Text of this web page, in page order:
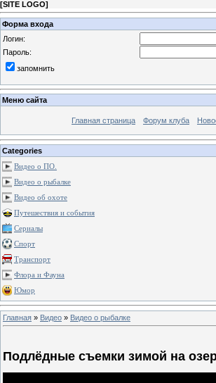
[SITE LOGO]
Форма входа
Логин:
Пароль:
запомнить
Меню сайта
Главная страница Форум клуба
Categories
Видео о ПО.
Видео о рыбалке
Видео об охоте
Путешествия и события
Сериалы
Спорт
Транспорт
Флора и Фауна
Юмор
Главная » Видео » Видео о рыбалке
Подлёдные съемки зимой на